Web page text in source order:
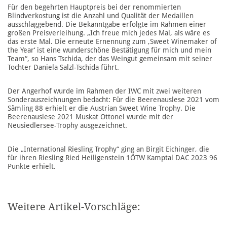
Für den begehrten Hauptpreis bei der renommierten
Blindverkostung ist die Anzahl und Qualität der Medaillen
ausschlaggebend. Die Bekanntgabe erfolgte im Rahmen einer
großen Preisverleihung. „Ich freue mich jedes Mal, als wäre es
das erste Mal. Die erneute Ernennung zum ‚Sweet Winemaker of
the Year‘ ist eine wunderschöne Bestätigung für mich und mein
Team“, so Hans Tschida, der das Weingut gemeinsam mit seiner
Tochter Daniela Salzl-Tschida führt.
Der Angerhof wurde im Rahmen der IWC mit zwei weiteren
Sonderauszeichnungen bedacht: Für die Beerenauslese 2021 vom
Sämling 88 erhielt er die Austrian Sweet Wine Trophy. Die
Beerenauslese 2021 Muskat Ottonel wurde mit der
Neusiedlersee-Trophy ausgezeichnet.
Die „International Riesling Trophy“ ging an Birgit Eichinger, die
für ihren Riesling Ried Heiligenstein 1ÖTW Kamptal DAC 2023 96
Punkte erhielt.
Weitere Artikel-Vorschläge: